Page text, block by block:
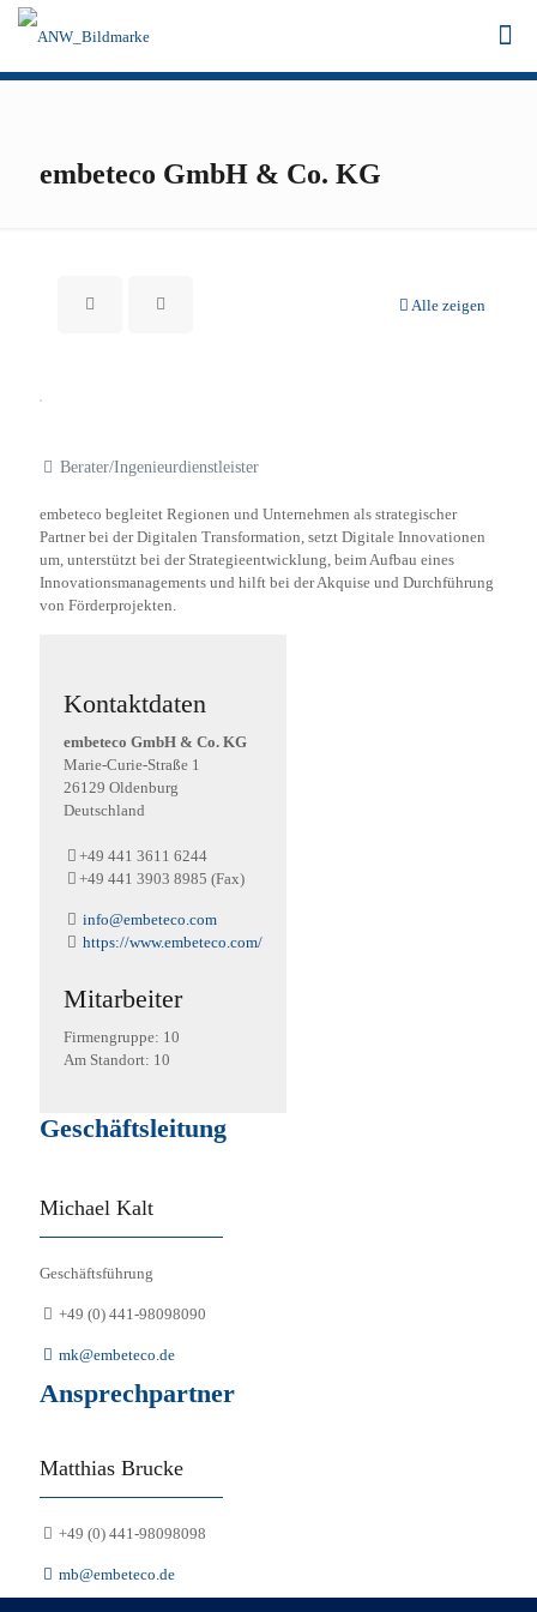
embeteco GmbH & Co. KG
Alle zeigen
Berater/Ingenieurdienstleister
embeteco begleitet Regionen und Unternehmen als strategischer
Partner bei der Digitalen Transformation, setzt Digitale Innovationen
um, unterstützt bei der Strategieentwicklung, beim Aufbau eines
Innovationsmanagements und hilft bei der Akquise und Durchführung
von Förderprojekten.
Kontaktdaten
embeteco GmbH & Co. KG
Marie-Curie-Straße 1
26129 Oldenburg
Deutschland
+49 441 3611 6244
+49 441 3903 8985 (Fax)
info@embeteco.com
https://www.embeteco.com/
Mitarbeiter
Firmengruppe: 10
Am Standort: 10
Geschäftsleitung
Michael Kalt
Geschäftsführung
+49 (0) 441-98098090
mk@embeteco.de
Ansprechpartner
Matthias Brucke
+49 (0) 441-98098098
mb@embeteco.de